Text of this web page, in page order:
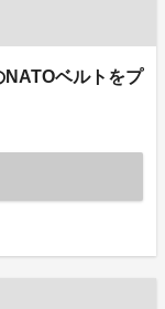
ベルトをプ